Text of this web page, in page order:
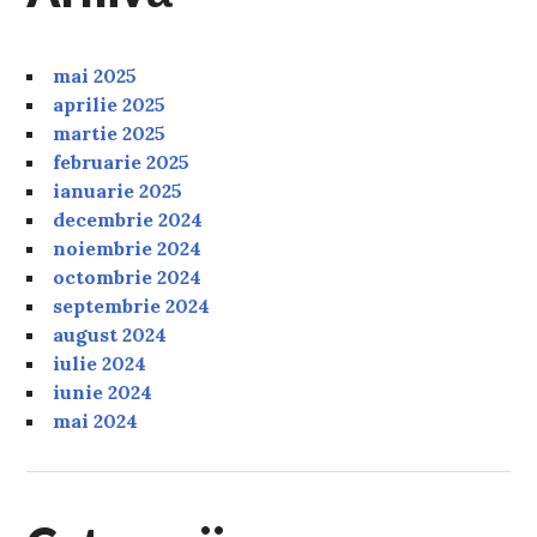
mai 2025
aprilie 2025
martie 2025
februarie 2025
ianuarie 2025
decembrie 2024
noiembrie 2024
octombrie 2024
septembrie 2024
august 2024
iulie 2024
iunie 2024
mai 2024